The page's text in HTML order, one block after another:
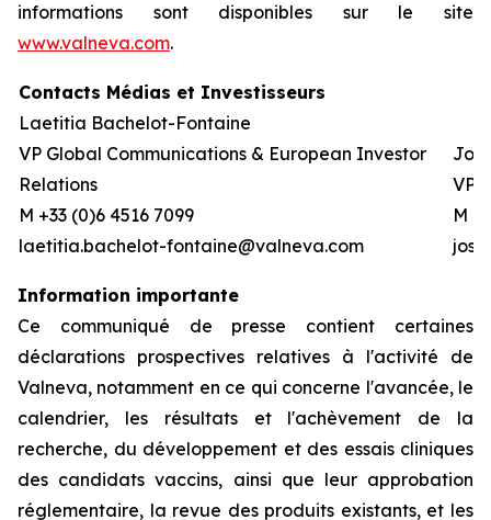
informations sont disponibles sur le site
www.valneva.com.
Contacts Médias et Investisseurs
Laetitia Bachelot-Fontaine
VP Global Communications & European Investor
Relations
M +33 (0)6 4516 7099
laetitia.bachelot-fontaine@valneva.com
VP
M
Information importante
Ce communiqué de presse contient certaines
déclarations prospectives relatives à l'activité de
Valneva, notamment en ce qui concerne l'avancée, le
calendrier, les résultats et l'achèvement de la
recherche, du développement et des essais cliniques
des candidats vaccins, ainsi que leur approbation
réglementaire, la revue des produits existants, et les